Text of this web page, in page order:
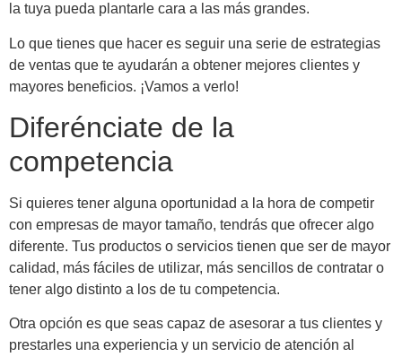
la tuya pueda plantarle cara a las más grandes.
Lo que tienes que hacer es seguir una serie de estrategias
de ventas que te ayudarán a obtener mejores clientes y
mayores beneficios. ¡Vamos a verlo!
Diferénciate de la
competencia
Si quieres tener alguna oportunidad a la hora de competir
con empresas de mayor tamaño, tendrás que ofrecer algo
diferente. Tus productos o servicios tienen que ser de mayor
calidad, más fáciles de utilizar, más sencillos de contratar o
tener algo distinto a los de tu competencia.
Otra opción es que seas capaz de asesorar a tus clientes y
prestarles una experiencia y un servicio de atención al